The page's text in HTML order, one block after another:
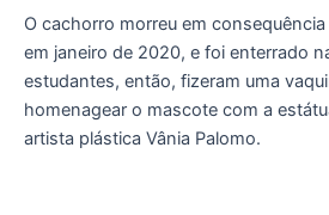
O cachorro morreu em
em janeiro de 2020, e foi enterrado
estudantes, então, fizeram uma
homenagear o mascote com a
artista plástica Vânia Palomo.